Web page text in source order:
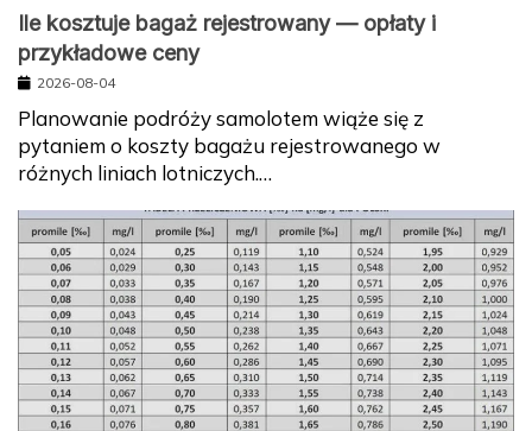
Ile kosztuje bagaż rejestrowany — opłaty i
przykładowe ceny
2026-08-04
Planowanie podróży samolotem wiąże się z
pytaniem o koszty bagażu rejestrowanego w
różnych liniach lotniczych.…